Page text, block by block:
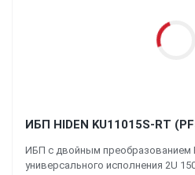
ИБП HIDEN KU11015S-RT
ИБП с двойным преобразованием
универсального исполнения 2U